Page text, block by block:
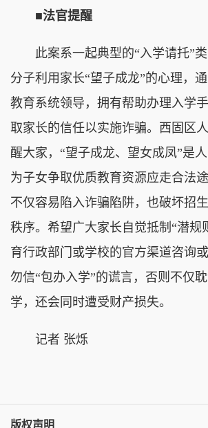
■法官提醒
此案系一起典型的“入学请托”类
分子利用家长“望子成龙”的心理，
教育系统领导，拥有帮助办理入学
取家长的信任以实施诈骗。西固区
醒大家，“望子成龙、望女成凤”是
为子女争取优质教育资源应走合法
不仅容易陷入诈骗陷阱，也破坏招
秩序。希望广大家长自觉抵制“潜规
育行政部门或学校的官方渠道咨询
勿信“包办入学”的谎言，否则不仅
学，还会同时遭受财产损失。
记者 张烁
版权声明